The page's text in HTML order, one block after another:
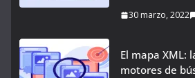
30 marzo, 2022
El mapa XML:
motores de